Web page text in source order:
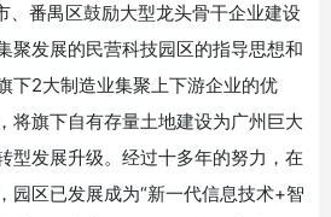
、番禺区鼓励大型龙头骨干企业建设
聚发展的民营科技园区的指导思想和
下2大制造业集聚上下游企业的优
将旗下自有存量土地建设为广州巨大
型发展升级。经过十多年的努力，在
园区已发展成为“新一代信息技术+智